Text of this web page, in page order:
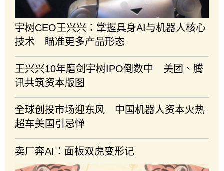
宇树CEO王兴兴：掌握具身AI与机器人核心
技术 瞄准更多产品形态
王兴兴10年磨剑宇树IPO倒数中 美团、腾
讯共筑资本版图
全球创投市场迎东风 中国机器人资本火热
超车美国引忌惮
卖厂奔AI：面板双虎变形记